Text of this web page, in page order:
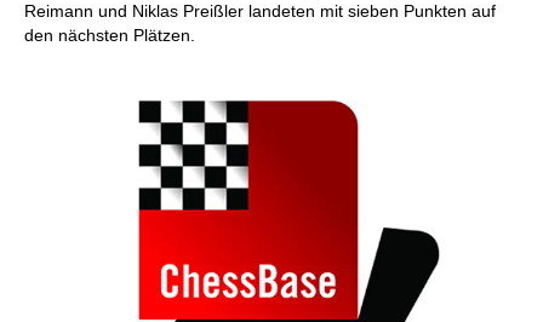
Reimann und Niklas Preißler landeten mit sieben Punkten auf
den nächsten Plätzen.